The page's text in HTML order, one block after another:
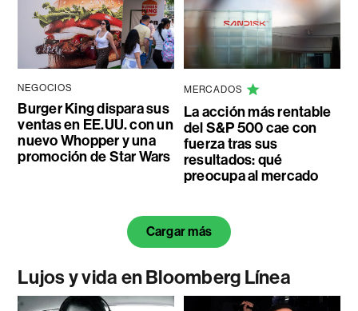
NEGOCIOS
Burger King dispara sus
ventas en EE.UU. con un
nuevo Whopper y una
promoción de Star Wars
MERCADOS
La acción más rentable
del S&P 500 cae con
fuerza tras sus
resultados: qué
preocupa al mercado
Cargar más
Lujos y vida en Bloomberg Línea